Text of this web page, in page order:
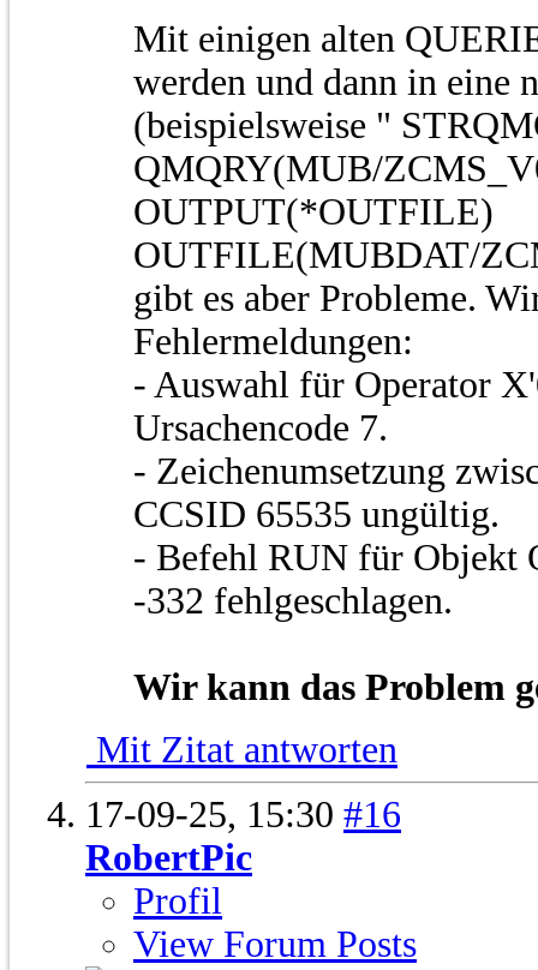
Mit einigen alten
werden und dann in eine
(beispielsweise "
QMQRY(MUB/
OUTPUT(*OUTFILE)
OUTFILE(MUBDAT/
gibt es aber Probleme.
Fehlermeldungen:
- Auswahl für Operator
Ursachencode 7.
- Zeichenumsetzung
CCSID 65535 ungültig.
- Befehl RUN für Objekt
-332 fehlgeschlagen.
Wir kann das Problem
Mit Zitat antworten
17-09-25, 15:30 #16
RobertPic
Profil
View Forum Posts